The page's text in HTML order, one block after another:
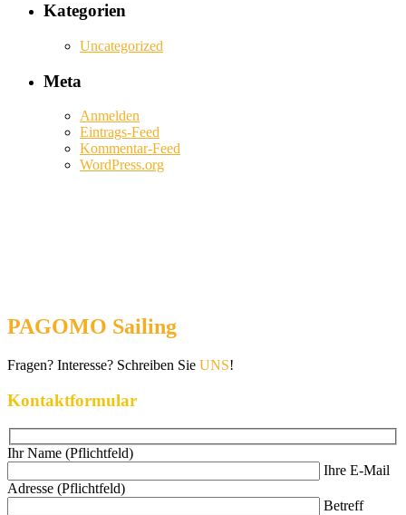
Kategorien
Uncategorized
Meta
Anmelden
Eintrags-Feed
Kommentar-Feed
WordPress.org
PAGOMO Sailing
Fragen? Interesse? Schreiben Sie UNS!
Kontaktformular
Ihr Name (Pflichtfeld)
Ihre E-Mail
Adresse (Pflichtfeld)
Betreff